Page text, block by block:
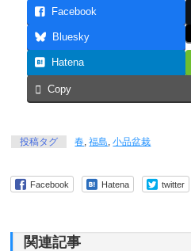
Facebook
Bluesky
Hatena
Copy
投稿タグ 春,福島,小品盆栽
Facebook Hatena twitter
関連記事